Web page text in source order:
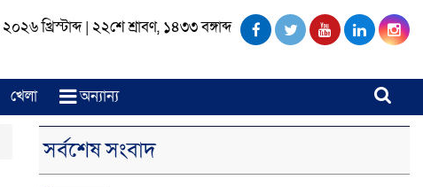
খ্রিস্টাব্দ| ২২শে শ্রাবণ, ১৪৩৩ বঙ্গাব্দ
খেলা অন্যান্য
সর্বশেষ সংবাদ